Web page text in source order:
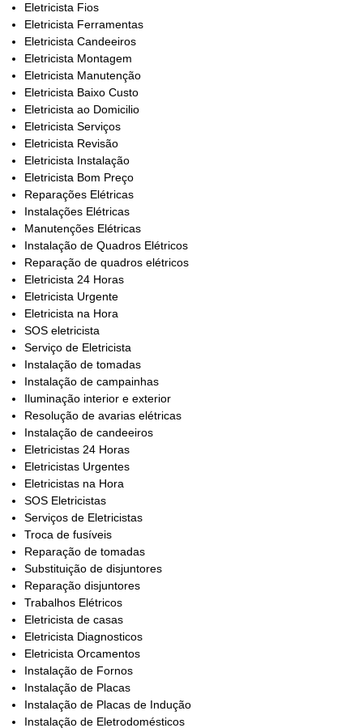
Eletricista Fios
Eletricista Ferramentas
Eletricista Candeeiros
Eletricista Montagem
Eletricista Manutenção
Eletricista Baixo Custo
Eletricista ao Domicilio
Eletricista Serviços
Eletricista Revisão
Eletricista Instalação
Eletricista Bom Preço
Reparações Elétricas
Instalações Elétricas
Manutenções Elétricas
Instalação de Quadros Elétricos
Reparação de quadros elétricos
Eletricista 24 Horas
Eletricista Urgente
Eletricista na Hora
SOS eletricista
Serviço de Eletricista
Instalação de tomadas
Instalação de campainhas
Iluminação interior e exterior
Resolução de avarias elétricas
Instalação de candeeiros
Eletricistas 24 Horas
Eletricistas Urgentes
Eletricistas na Hora
SOS Eletricistas
Serviços de Eletricistas
Troca de fusíveis
Reparação de tomadas
Substituição de disjuntores
Reparação disjuntores
Trabalhos Elétricos
Eletricista de casas
Eletricista Diagnosticos
Eletricista Orcamentos
Instalação de Fornos
Instalação de Placas
Instalação de Placas de Indução
Instalação de Eletrodomésticos